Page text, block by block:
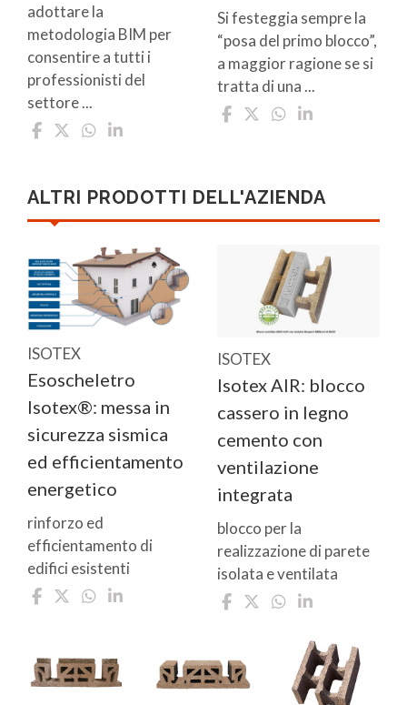
adottare la
metodologia BIM per
consentire a tutti i
professionisti del
settore ...
Si festeggia sempre la
“posa del primo blocco”,
a maggior ragione se si
tratta di una ...
ALTRI PRODOTTI DELL'AZIENDA
ISOTEX
Esoscheletro
Isotex®: messa in
sicurezza sismica
ed efficientamento
energetico
rinforzo ed
efficientamento di
edifici esistenti
ISOTEX
Isotex AIR: blocco
cassero in legno
cemento con
ventilazione
integrata
blocco per la
realizzazione di parete
isolata e ventilata